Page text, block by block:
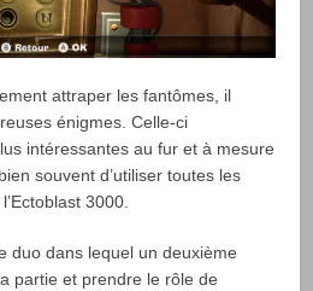
attraper les fantômes, il
énigmes. Celle-ci
intéressantes au fur et à mesure
souvent d’utiliser toutes les
3000.
duo dans lequel un deuxième
partie et prendre le rôle de